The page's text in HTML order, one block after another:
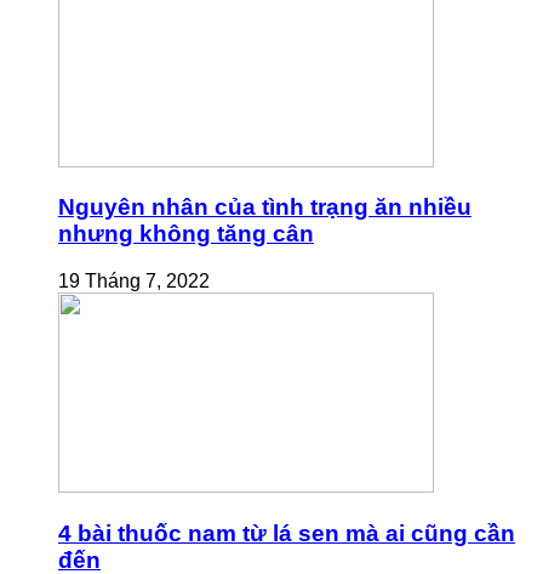
Nguyên nhân của tình trạng ăn nhiều
nhưng không tăng cân
19 Tháng 7, 2022
4 bài thuốc nam từ lá sen mà ai cũng cần
đến